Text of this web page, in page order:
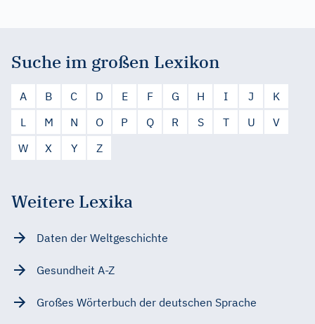
Suche im großen Lexikon
A B C D E F G H I J
K
L
M N O P Q R S T U
V
W
X Y Z
Weitere Lexika
Daten der Weltgeschichte
Gesundheit A-Z
Großes Wörterbuch der deutschen Sprache